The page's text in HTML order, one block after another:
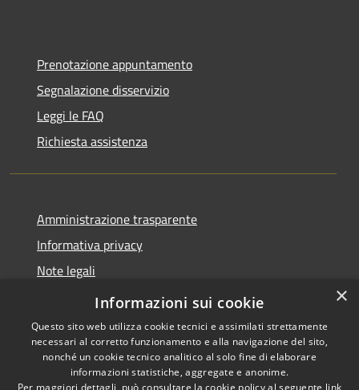
Prenotazione appuntamento
Segnalazione disservizio
Leggi le FAQ
Richiesta assistenza
Amministrazione trasparente
Informativa privacy
Note legali
Dichiarazione di accessibilità
Copyright © 2026 • Comune di
×
Informazioni sui cookie
Questo sito web utilizza cookie tecnici e assimilati strettamente
necessari al corretto funzionamento e alla navigazione del sito,
nonché un cookie tecnico analitico al solo fine di elaborare
informazioni statistiche, aggregate e anonime.
Per maggiori dettagli, può consultare la cookie policy al seguente link